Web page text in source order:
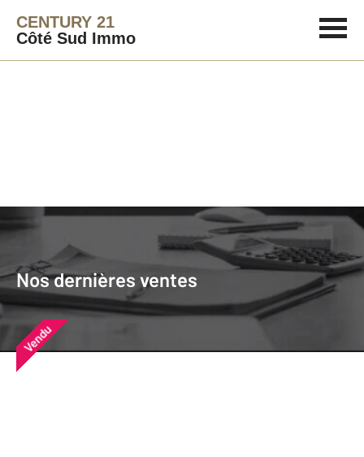
CENTURY 21
Côté Sud Immo
Nos dernières ventes
Nos dernières ventes
Nos derniers biens vendus près de
chez vous
Vendu